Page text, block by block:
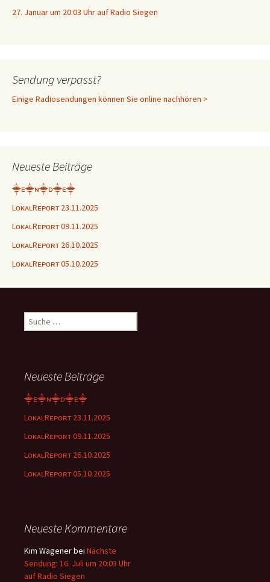
27. Januar um 20:03 Uhr auf Radio Siegen
Sendung verpasst?
Einige Radiosendungen können Sie online nachhören >
Neueste Beiträge
⸎ᴇ⸎ɴ⸎ᴅ⸎ᴇ⸎
LᴏᴋᴀʟRᴇᴘᴏʀᴛ 23.11.2025
LᴏᴋᴀʟRᴇᴘᴏʀᴛ 09.11.2025
LᴏᴋᴀʟRᴇᴘᴏʀᴛ 26.10.2025
LᴏᴋᴀʟRᴇᴘᴏʀᴛ 05.10.2025
Suche
nach:
Neueste Beiträge
⸎ᴇ⸎ɴ⸎ᴅ⸎ᴇ⸎
LᴏᴋᴀʟRᴇᴘᴏʀᴛ 23.11.2025
LᴏᴋᴀʟRᴇᴘᴏʀᴛ 09.11.2025
LᴏᴋᴀʟRᴇᴘᴏʀᴛ 26.10.2025
LᴏᴋᴀʟRᴇᴘᴏʀᴛ 05.10.2025
Neueste Kommentare
Kim Wagenerbei Nächste
Sendung: 16. Juli um 20:03 Uhr
auf Radio Siegen